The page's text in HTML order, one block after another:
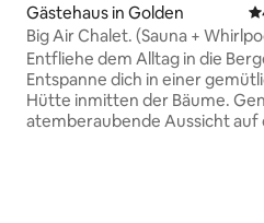
Gästehaus in Golden
Big Air Chalet. (Sauna +
Entfliehe dem Alltag in die
Entspanne dich in einer
Hütte inmitten der Bäume.
atemberaubende Aussicht auf